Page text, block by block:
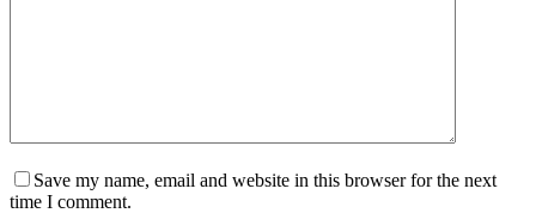
Save my name, email and website in this browser for the next
time I comment.